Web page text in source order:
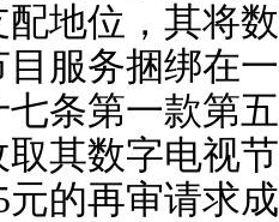
地位，其将
服务捆绑在
条第一款第
其数字电视
的再审请求